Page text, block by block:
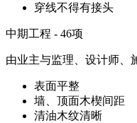
穿线不得有接头
中期工程 - 46项
由业主与监理、设计师、
表面平整
墙、顶面木楔间距
清油木纹清晰